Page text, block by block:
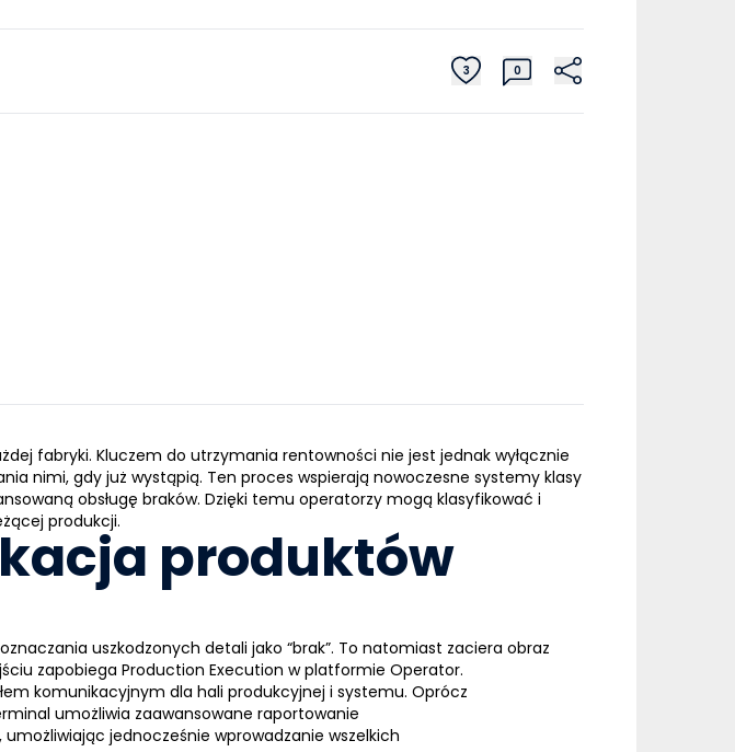
3 0
fabryki. Kluczem do utrzymania rentowności nie jest jednak wyłącznie
nimi, gdy już wystąpią. Ten proces wspierają nowoczesne systemy klasy
obsługę braków. Dzięki temu operatorzy mogą klasyfikować i
produkcji.
produktów
uszkodzonych detali jako “brak”. To natomiast zaciera obraz
zapobiega Production Execution wplatformie Operator.
komunikacyjnym dla hali produkcyjnej i systemu. Oprócz
umożliwia zaawansowane raportowanie
jednocześnie wprowadzanie wszelkich